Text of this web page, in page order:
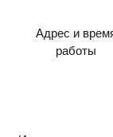
с
Адрес и
работы